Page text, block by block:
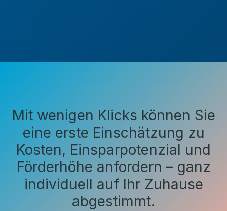
Mit wenigen Klicks können Sie
eine erste Einschätzung zu
Kosten, Einsparpotenzial und
Förderhöhe anfordern – ganz
individuell auf Ihr Zuhause
abgestimmt.